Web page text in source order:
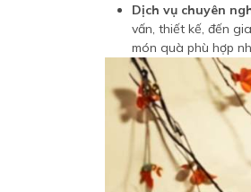
Dịch vụ chuyên
vấn, thiết kế, đến
món quà phù hợp